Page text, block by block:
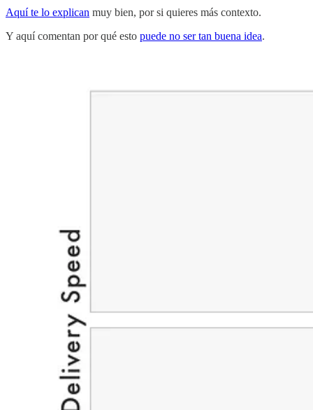
Aquí te lo explican muy bien, por si quieres más contexto.
Y aquí comentan por qué esto puede no ser tan buena idea.